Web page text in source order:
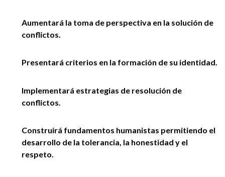
Aumentará la toma de perspectiva en la solución de
conflictos.
Presentará criterios en la formación de su identidad.
Implementará estrategias de resolución de
conflictos.
Construirá fundamentos humanistas permitiendo el
desarrollo de la tolerancia, la honestidad y el
respeto.